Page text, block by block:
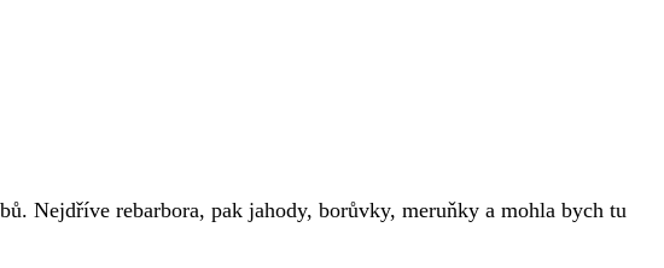
Nejdříve rebarbora, pak jahody, borůvky, meruňky a mohla bych tu